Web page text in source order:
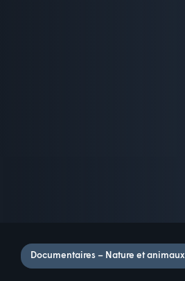
Documentaires – Nature et animaux